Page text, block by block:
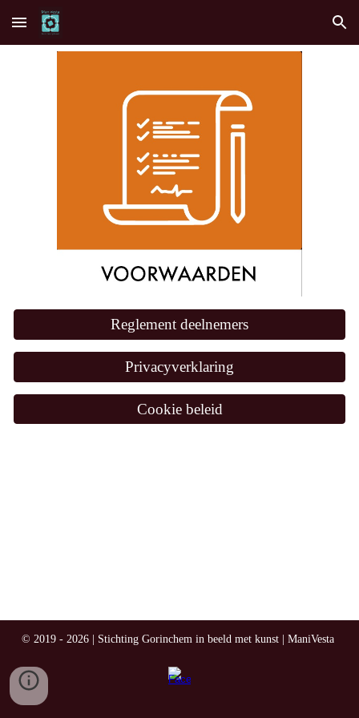
Skip to main content Skip to navigation
Reglement deelnemers
Privacyverklaring
Cookie beleid
© 2019 - 2026 | Stichting Gorinchem in beeld met kunst | ManiVesta